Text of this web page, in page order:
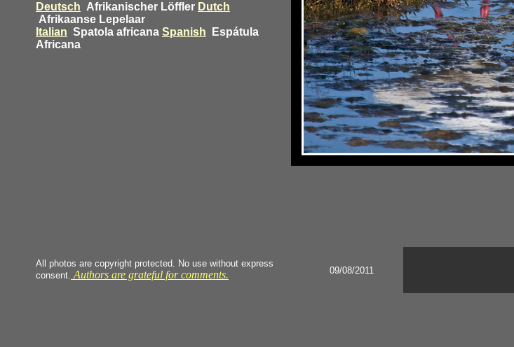
Deutsch Afrikanischer Löffler Dutch
Afrikaanse Lepelaar
Italian Spatola africana Spanish
Espátula
Africana
All photos are copyright protected. No use without express
consent. Authors are grateful for comments. 09/08/2011